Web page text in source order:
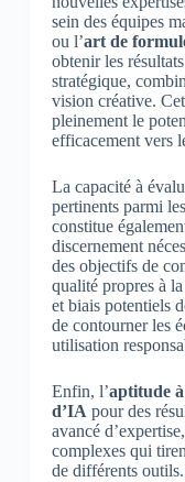
sein des équipes
ou l’art de
obtenir les
stratégique,
vision créative.
pleinement le
efficacement vers
La capacité à
pertinents parmi
constitue
discernement
des objectifs de
qualité propres à
et biais potentiels
de contourner les
utilisation
Enfin, l’aptitude
d’IA pour des
avancé
complexes qui
de différents outils.